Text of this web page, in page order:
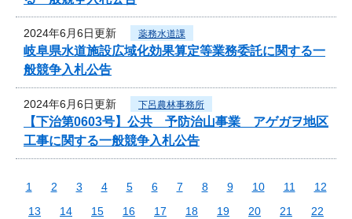
2024年6月6日更新 薬務水道課
岐阜県水道施設広域化効果算定等業務委託に関する一
般競争入札公告
2024年6月6日更新 下呂農林事務所
【下治第0603号】公共 予防治山事業 アゲガヲ地区
工事に関する一般競争入札公告
1 2 3 4 5 6 7 8 9 10 11
12
13
14 15 16 17 18 19 20 21
22